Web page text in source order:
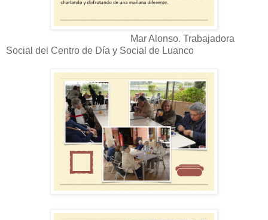
Mar Alonso. Trabajadora
Social del Centro de Día y Social de Luanco